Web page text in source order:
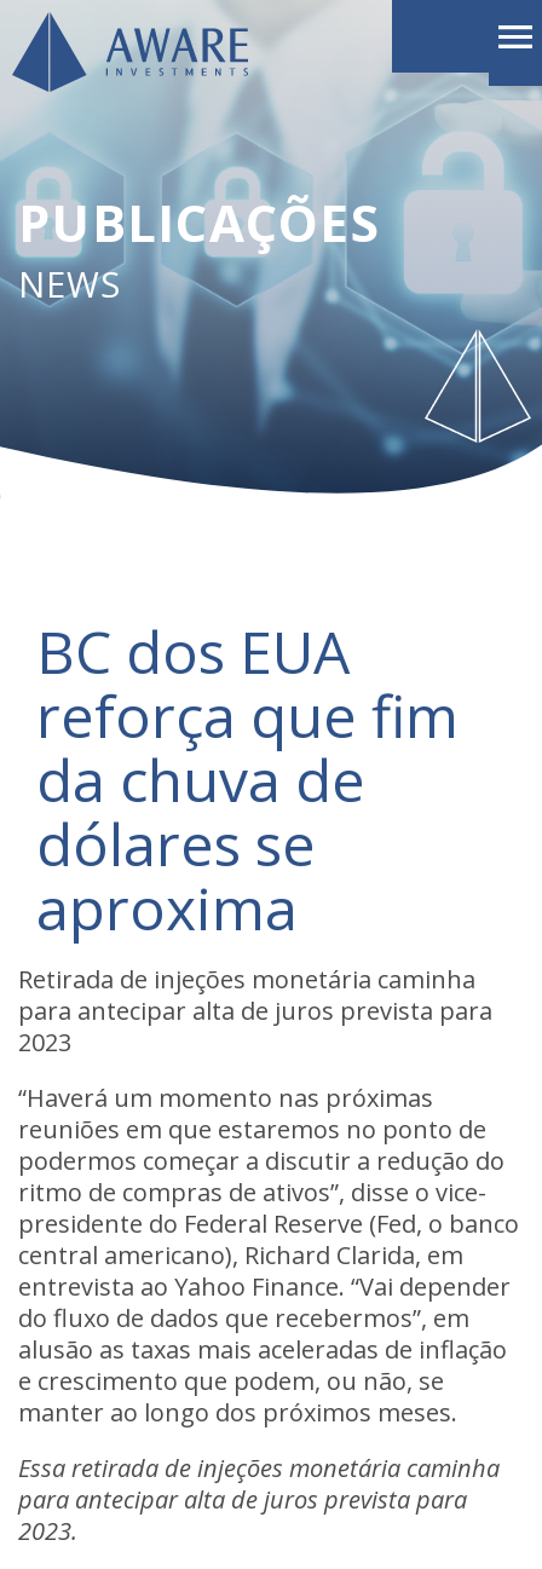
PUBLICAÇÕES
NEWS
BC dos EUA
reforça que fim
da chuva de
dólares se
aproxima
Retirada de injeções monetária caminha
para antecipar alta de juros prevista para
2023
“Haverá um momento nas próximas
reuniões em que estaremos no ponto de
podermos começar a discutir a redução do
ritmo de compras de ativos”, disse o vice-
presidente do Federal Reserve (Fed, o banco
central americano), Richard Clarida, em
entrevista ao Yahoo Finance. “Vai depender
do fluxo de dados que recebermos”, em
alusão as taxas mais aceleradas de inflação
e crescimento que podem, ou não, se
manter ao longo dos próximos meses.
Essa retirada de injeções monetária caminha
para antecipar alta de juros prevista para
2023.